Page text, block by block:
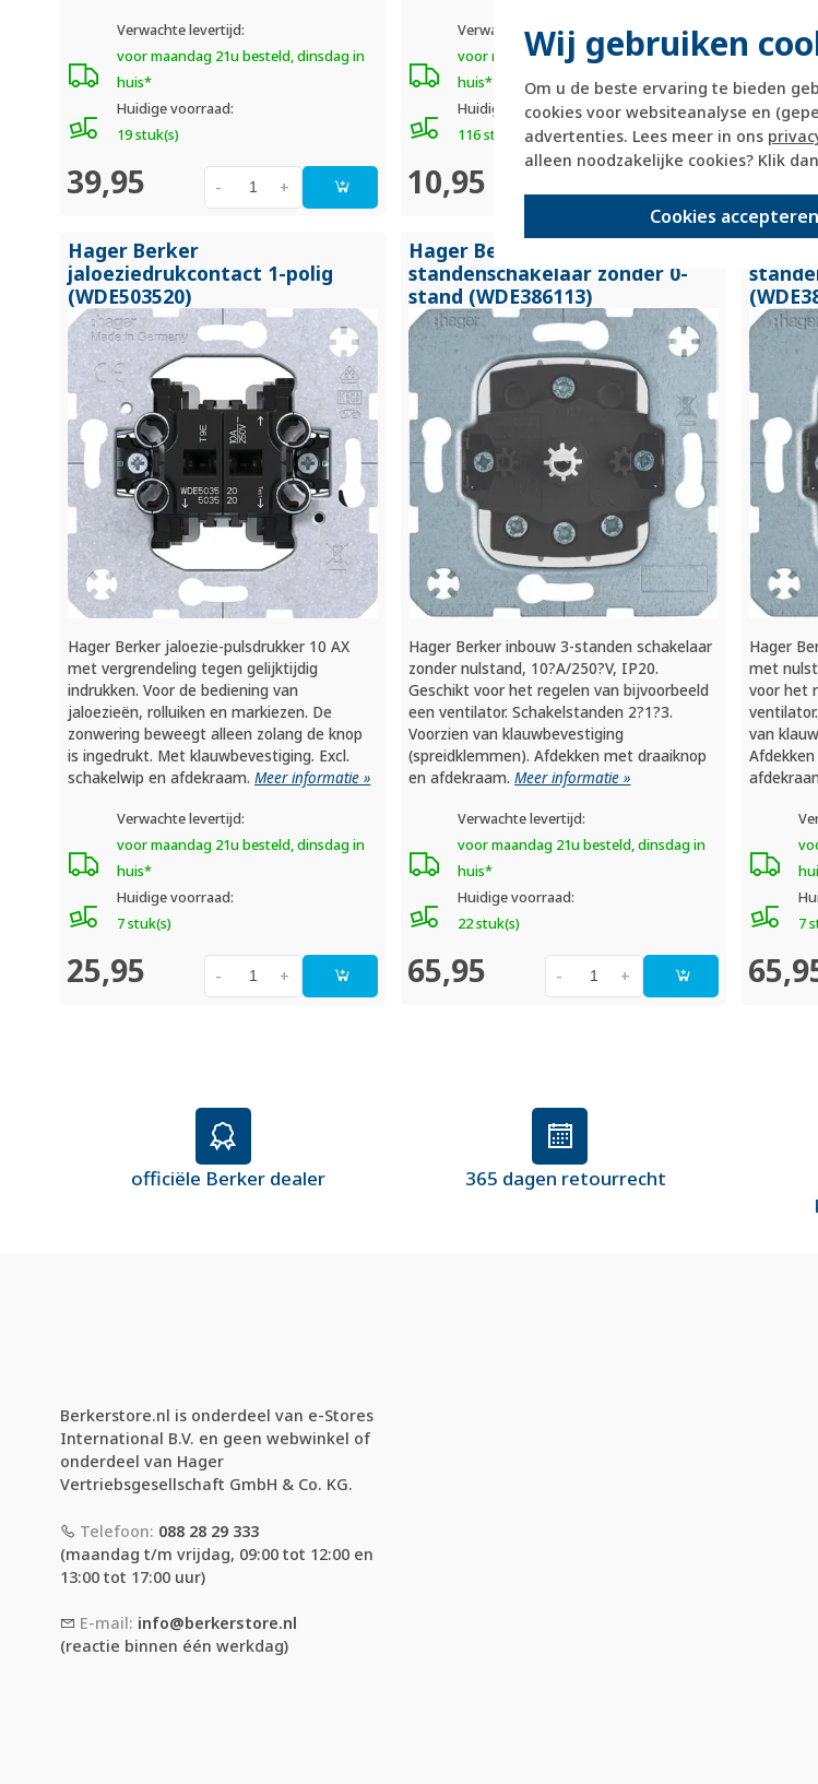
Wij gebruiken
Om u de beste ervaring te bieden
cookies voor websiteanalyse en
advertenties. Lees meer in ons
alleen noodzakelijke cookies? Klik dan
Cookies accepteren
Verwachte levertijd:
voor maandag 21u besteld, dinsdag in
huis*
Huidige voorraad:
19 stuk(s)
39,95 +
-
Verwachte levertijd:
voor maandag 21u besteld, dinsdag in
huis*
Huidige voorraad:
116 stuk(s)
10,95
12
Hager Berker
jaloeziedrukcontact 1-polig
(WDE503520)
Hager Berker jaloezie-pulsdrukker 10 AX
met vergrendeling tegen gelijktijdig
indrukken. Voor de bediening van
jaloezieën, rolluiken en markiezen. De
zonwering beweegt alleen zolang de knop
is ingedrukt. Met klauwbevestiging. Excl.
schakelwip en afdekraam.Meer informatie »
Verwachte levertijd:
voor maandag 21u besteld, dinsdag in
huis*
Huidige voorraad:
7 stuk(s)
25,95 +
-
Hager Berker 3-
standenschakelaar zonder 0-
stand (WDE386113)
Hager Berker inbouw 3-standen schakelaar
zonder nulstand, 10?A/250?V, IP20.
Geschikt voor het regelen van bijvoorbeeld
een ventilator. Schakelstanden 2?1?3.
Voorzien van klauwbevestiging
(spreidklemmen). Afdekken met draaiknop
en afdekraam.Meer informatie »
Verwachte levertijd:
voor maandag 21u besteld, dinsdag in
huis*
Huidige voorraad:
22 stuk(s)
65,95 +
-
Hager
met
voor het
van
7
officiële Berker dealer 365 dagen retourrecht
Berkerstore.nl is onderdeel van e-Stores
International B.V. en geen webwinkel of
onderdeel van Hager
Vertriebsgesellschaft GmbH & Co. KG.
Telefoon: 088 28 29 333
(maandag t/m vrijdag, 09:00 tot 12:00 en
13:00 tot 17:00 uur)
E-mail: info@berkerstore.nl
(reactie binnen één werkdag)